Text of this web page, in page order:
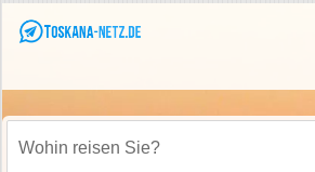
Wohin reisen Sie?